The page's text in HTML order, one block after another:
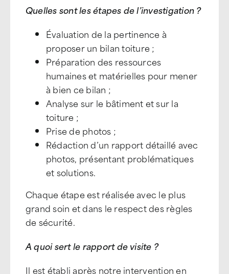
Quelles sont les étapes de l’investigation ?
Évaluation de la pertinence à
proposer un bilan toiture ;
Préparation des ressources
humaines et matérielles pour mener
à bien ce bilan ;
Analyse sur le bâtiment et sur la
toiture ;
Prise de photos ;
Rédaction d’un rapport détaillé avec
photos, présentant problématiques
et solutions.
Chaque étape est réalisée avec le plus
grand soin et dans le respect des règles
de sécurité.
A quoi sert le rapport de visite ?
Il est établi après notre intervention en